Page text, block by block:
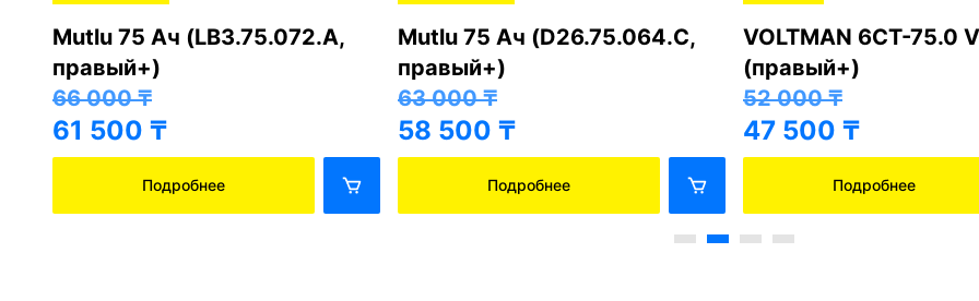
Mutlu 75 Ач (LB3.75.072.A,
правый+)
66 000₸
61 500 ₸
Подробнее
Mutlu 75 Ач (D26.75.064.C,
правый+)
63 000₸
58 500 ₸
Подробнее
VOLTMAN 6CT-75.0
(правый+)
52 000₸
47 500 ₸
Подробнее